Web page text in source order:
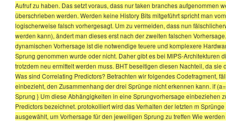
Aufruf zu haben. Das setzt voraus, dass nur taken branches aufgenommen
überschrieben werden. Werden keine History Bits mitgeführt spricht man
logischerweise falsch vorhergesagt. Um zu vermeiden, dass nun
werden kann), ändert man dieses erst nach der zweiten falschen
dynamischen Vorhersage ist die notwendige teuere und komplexere
Sprung genommen wurde oder nicht. Daher gibt es bei MIPS-
trotzdem neu ermittelt werden muss. BHT beseitigen diesen Nachteil, da
Was sind Correlating Predictors? Betrachten wir folgendes Codefragment,
einbezieht, den Zusammenhang der drei Sprünge nicht erkennen kann. if
Sprung } Um diese Abhängigkeiten in eine Sprungvorhersage einbeziehen
Predictors bezeichnet. protokolliert wird das Verhalten der letzten m
ausgewählt, um Vorhersage für den jeweiligen Sprung zu treffen Wie